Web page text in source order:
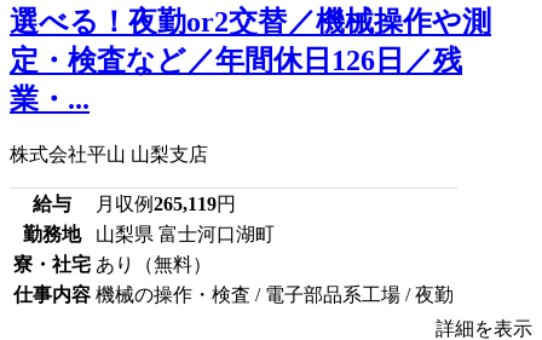
選べる！夜勤or2交替／機械操作や測
定・検査など／年間休日126日／残
業・...
株式会社平山 山梨支店
給与 月収例265,119円
勤務地
山梨県 富士河口湖町
寮・社宅 あり（無料）
仕事内容 機械の操作・検査 / 電子部品系工場 / 夜勤
詳細を表示